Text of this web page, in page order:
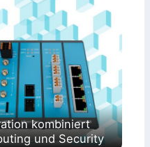
kombiniert
und Security